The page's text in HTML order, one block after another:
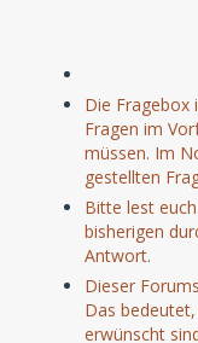
Die Fragebox
Fragen im
müssen. Im
gestellten
Bitte lest
bisherigen
Antwort.
Dieser
Das
erwünscht